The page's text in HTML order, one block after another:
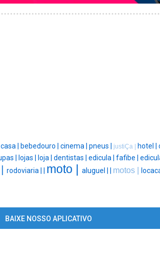
casa | bebedouro | cinema | pneus | justiÇa | hotel |
| lojas | loja | dentistas | edicula | fafibe |
rodoviaria | moto | aluguel | motos |
BAIXE NOSSO APLICATIVO